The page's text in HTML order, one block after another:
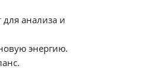
анализа и
энергию.